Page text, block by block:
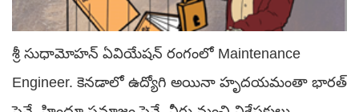
శ్రీ సుధామోహన్ ఏవియేషన్ రంగంలో Maintenance
Engineer. కెనడాలో ఉద్యోగి అయినా హృదయమంతా భారత్